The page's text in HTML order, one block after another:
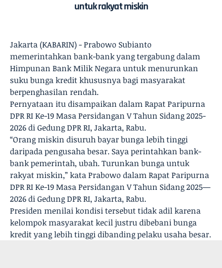
untuk rakyat miskin
Jakarta (KABARIN) - Prabowo Subianto
memerintahkan bank-bank yang tergabung dalam
Himpunan Bank Milik Negara untuk menurunkan
suku bunga kredit khususnya bagi masyarakat
berpenghasilan rendah.
Pernyataan itu disampaikan dalam Rapat Paripurna
DPR RI Ke-19 Masa Persidangan V Tahun Sidang 2025-
2026 di Gedung DPR RI, Jakarta, Rabu.
“Orang miskin disuruh bayar bunga lebih tinggi
daripada pengusaha besar. Saya perintahkan bank-
bank pemerintah, ubah. Turunkan bunga untuk
rakyat miskin,” kata Prabowo dalam Rapat Paripurna
DPR RI Ke-19 Masa Persidangan V Tahun Sidang 2025—
2026 di Gedung DPR RI, Jakarta, Rabu.
Presiden menilai kondisi tersebut tidak adil karena
kelompok masyarakat kecil justru dibebani bunga
kredit yang lebih tinggi dibanding pelaku usaha besar.